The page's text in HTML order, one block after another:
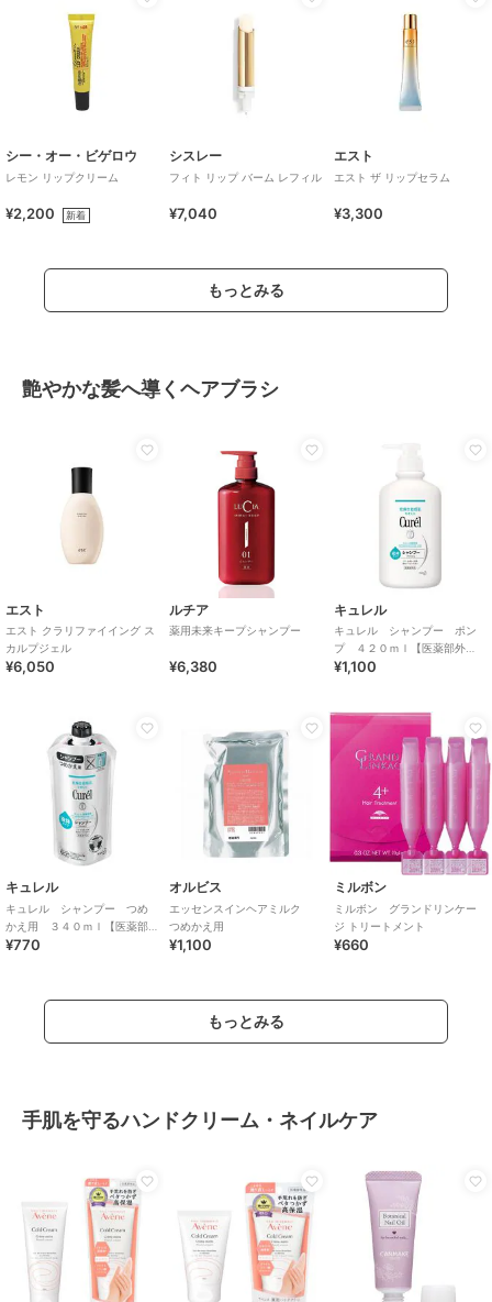
シー・オー・ビゲロウ
レモン リップクリーム
¥2,200 新着
シスレー
フィト リップ バーム レフィル
¥7,040
エスト
エスト ザ リップセラム
¥3,300
もっとみる
艶やかな髪へ導くヘアブラシ
エスト
エスト クラリファイイング ス
カルプジェル
¥6,050
ルチア
薬用未来キープシャンプー
¥6,380
キュレル
キュレル シャンプー ポン
プ ４２０ｍｌ【医薬部外
品】
¥1,100
キュレル
キュレル シャンプー つめ
かえ用 ３４０ｍｌ【医薬部
外品】
¥770
オルビス
エッセンスインヘアミルク
つめかえ用
¥1,100
ミルボン
ミルボン グランドリンケー
ジ トリートメント
¥660
もっとみる
手肌を守るハンドクリーム・ネイルケア